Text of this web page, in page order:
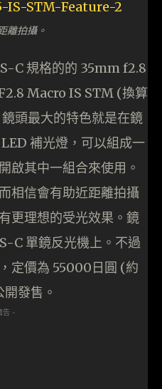
離拍攝。
C 規格的的 35mm f2.8
Macro IS STM (換算
頭最大的特色就是在鏡
補光燈，可以組成一
啟其中一組合來使用。
相信會有助近距離拍攝
更理想的受光效果。鏡
C 單鏡反光機上。不過
定價為 55000日圓 (約
發售。
告 -